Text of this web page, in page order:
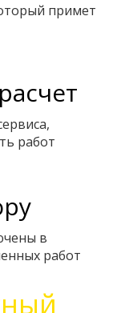
примет
работ
в
работ